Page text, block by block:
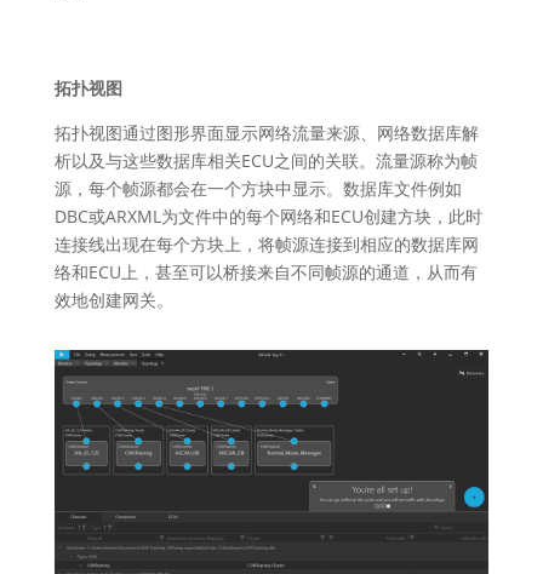
拓扑视图
拓扑视图通过图形界面显示网络流量来源、网络数据库解
析以及与这些数据库相关ECU之间的关联。流量源称为帧
源，每个帧源都会在一个方块中显示。数据库文件例如
DBC或ARXML为文件中的每个网络和ECU创建方块，此时
连接线出现在每个方块上，将帧源连接到相应的数据库网
络和ECU上，甚至可以桥接来自不同帧源的通道，从而有
效地创建网关。